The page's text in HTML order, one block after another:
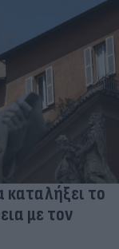
καταλήξει το
με τον